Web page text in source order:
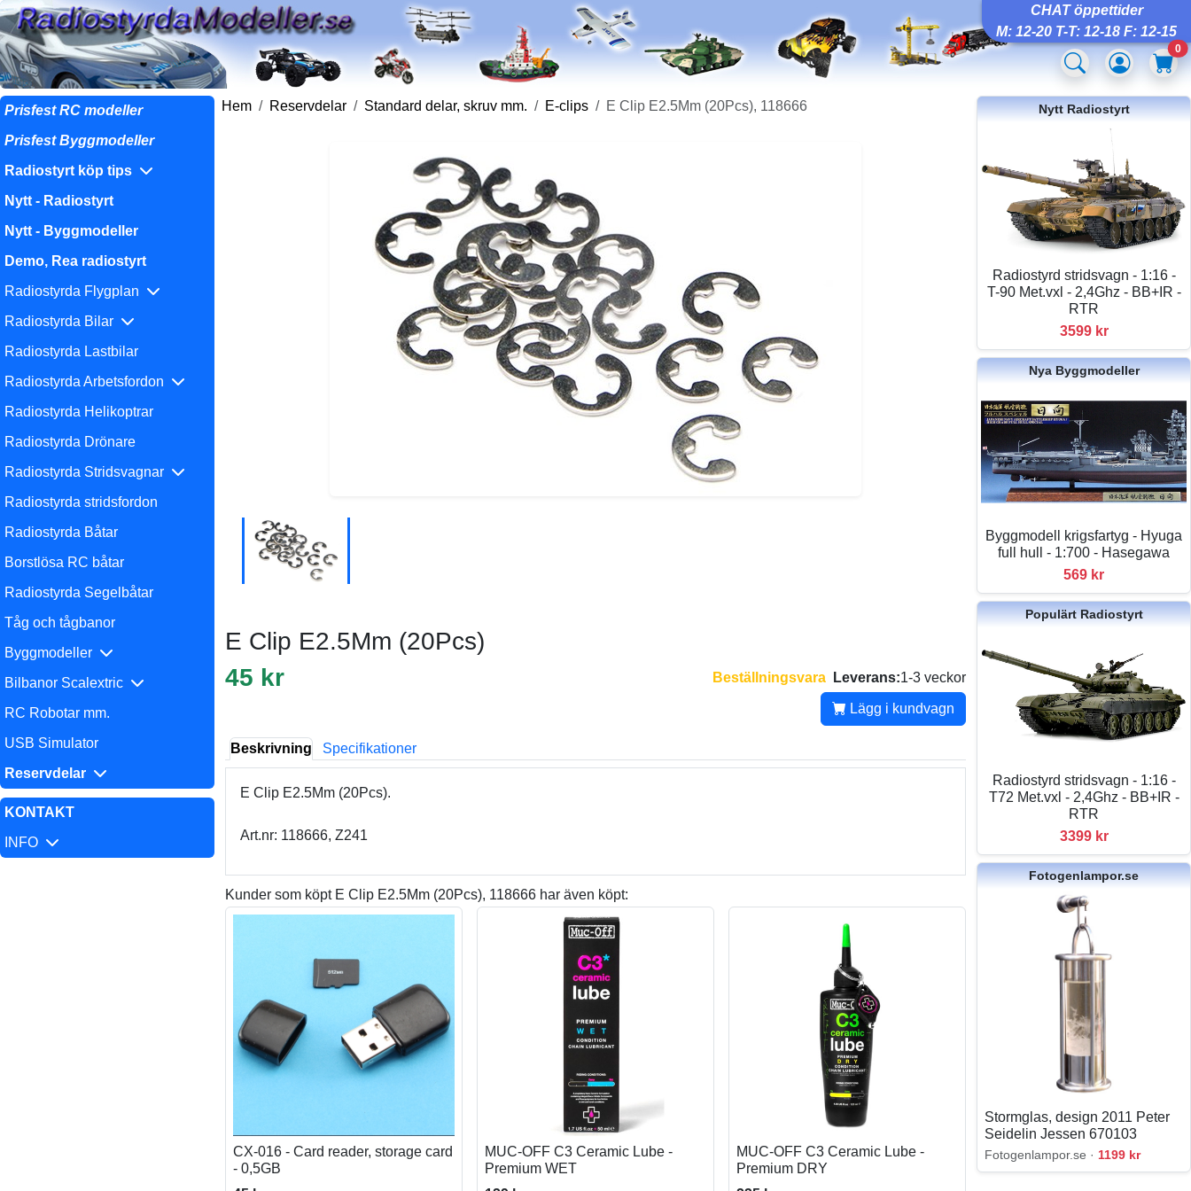
CHAT öppettider
M: 12-20 T-T: 12-18 F: 12-15
0
Prisfest RC modeller
Prisfest Byggmodeller
Radiostyrt köp tips
Nytt - Radiostyrt
Nytt - Byggmodeller
Demo, Rea radiostyrt
Radiostyrda Flygplan
Radiostyrda Bilar
Radiostyrda Lastbilar
Radiostyrda Arbetsfordon
Radiostyrda Helikoptrar
Radiostyrda Drönare
Radiostyrda Stridsvagnar
Radiostyrda stridsfordon
Radiostyrda Båtar
Borstlösa RC båtar
Radiostyrda Segelbåtar
Tåg och tågbanor
Byggmodeller
Bilbanor Scalextric
RC Robotar mm.
USB Simulator
Reservdelar
KONTAKT
INFO
Hem Reservdelar Standard delar, skruv mm. E-clips E Clip E2.5Mm (20Pcs), 118666
E Clip E2.5Mm (20Pcs)
45 kr
Beställningsvara Leverans:1-3 veckor
Lägg i kundvagn
Beskrivning Specifikationer
E Clip E2.5Mm (20Pcs).
Art.nr: 118666, Z241
Kunder som köpt E Clip E2.5Mm (20Pcs), 118666 har även köpt:
CX-016 - Card reader, storage card
- 0,5GB
MUC-OFF C3 Ceramic Lube -
Premium WET
MUC-OFF C3 Ceramic Lube -
Premium DRY
Nytt Radiostyrt
Radiostyrd stridsvagn - 1:16 -
T-90 Met.vxl - 2,4Ghz - BB+IR -
RTR
3599 kr
Nya Byggmodeller
Byggmodell krigsfartyg - Hyuga
full hull - 1:700 - Hasegawa
569 kr
Populärt Radiostyrt
Radiostyrd stridsvagn - 1:16 -
T72 Met.vxl - 2,4Ghz - BB+IR -
RTR
3399 kr
Fotogenlampor.se
Stormglas, design 2011 Peter
Seidelin Jessen 670103
Fotogenlampor.se · 1199 kr